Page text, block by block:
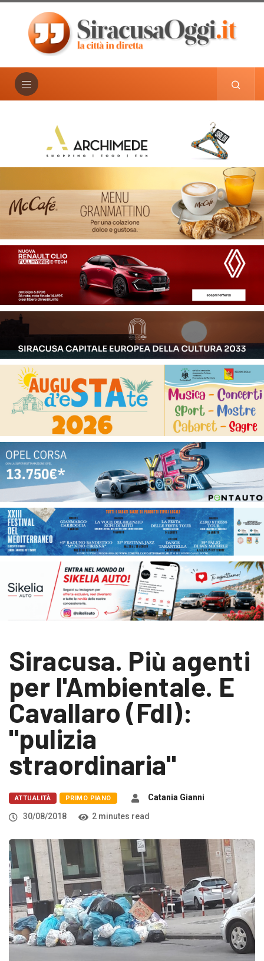
Siracusa. Più agenti
per l'Ambientale. E
Cavallaro (FdI):
"pulizia
straordinaria"
ATTUALITÀ PRIMO PIANO
Catania Gianni
30/08/2018
2 minutes read